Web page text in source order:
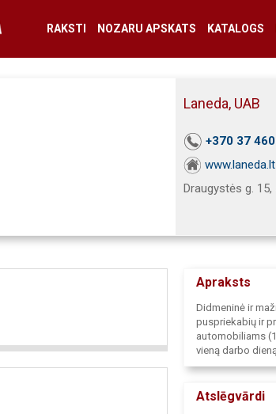
RAKSTI NOZARU APSKATS KATALOGS
Laneda, UAB
+370 37
www.laneda.lt
Draugystės g. 15,
Apraksts
Didmeninė ir
puspriekabių ir
automobiliams
vieną darbo
Atslēgvārdi